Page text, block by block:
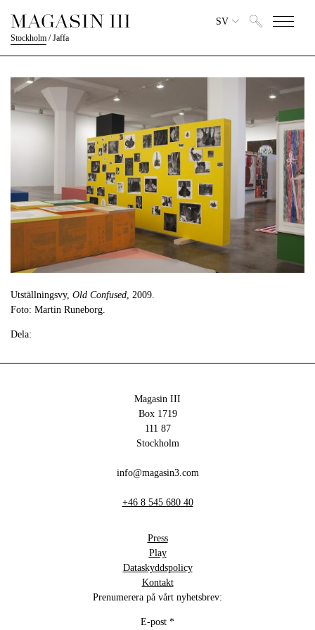
Stockholm /Jaffa
SV
Utställningsvy, Old Confused, 2009.
Foto: Martin Runeborg.
Dela:
Magasin III
Box 1719
111 87
Stockholm
info@magasin3.com
+46 8 545 680 40
Press
Play
Dataskyddspolicy
Kontakt
Prenumerera på vårt nyhetsbrev:
E-post *